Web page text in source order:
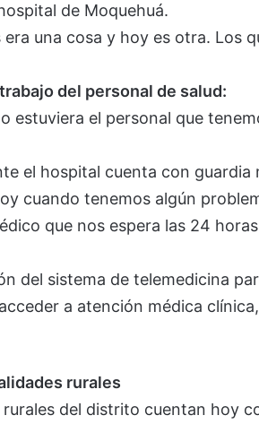
de Moquehuá.
una cosa y hoy es otra. Los
del personal de salud:
estuviera el personal que
el hospital cuenta con guardia
cuando tenemos algún
que nos espera las 24
del sistema de telemedicina
a atención médica
rurales
del distrito cuentan hoy